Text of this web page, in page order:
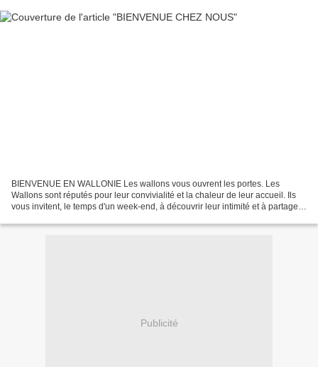
BIENVENUE EN WALLONIE Les wallons vous ouvrent les portes. Les
Wallons sont réputés pour leur convivialité et la chaleur de leur accueil. Ils
vous invitent, le temps d'un week-end, à découvrir leur intimité et à partager
Publicité